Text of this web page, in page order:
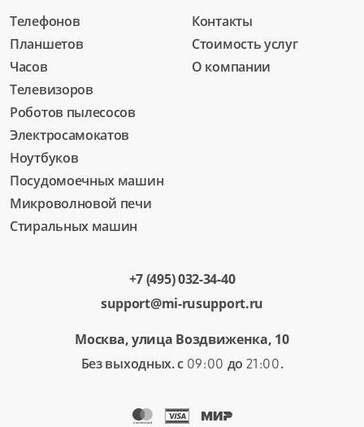
Телефонов
Планшетов
Часов
Телевизоров
Роботов пылесосов
Электросамокатов
Ноутбуков
Посудомоечных машин
Микроволновой печи
Стиральных машин
Контакты
Стоимость услуг
О компании
+7 (495) 032-34-40
support@mi-rusupport.ru
Москва, улица Воздвиженка, 10
Без выходных. с 09:00 до 21:00.